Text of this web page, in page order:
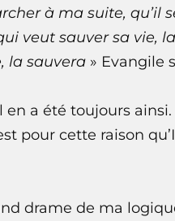
à ma suite, qu’il
veut sauver sa vie,
la sauvera » Evangile
a été toujours
pour cette raison
drame de ma